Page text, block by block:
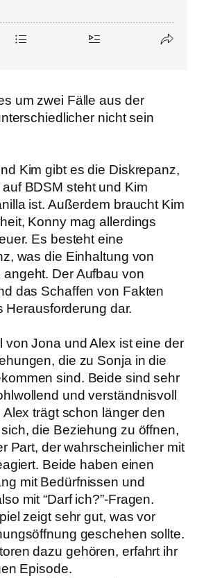
um zwei Fälle aus der
nicht sein
Kim gibt es die Diskrepanz,
BDSM steht und Kim
ist. Außerdem braucht Kim
Konny mag allerdings
Es besteht eine
was die Einhaltung von
Der Aufbau von
das Schaffen von Fakten
Herausforderung dar.
von Jona und Alex ist eine der
die zu Sonja in die
sind. Beide sind sehr
und verständnisvoll
Alex trägt schon länger den
die Beziehung zu öffnen,
Part, der wahrscheinlicher mit
Beide haben einen
mit Bedürfnissen und
mit “Darf ich?”-Fragen.
zeigt sehr gut, was vor
geschehen sollte.
dazu gehören, erfahrt ihr
Episode.